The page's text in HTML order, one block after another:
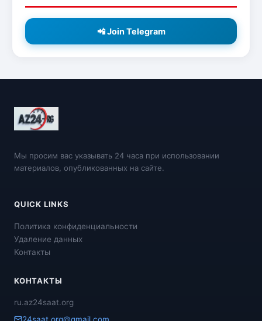
📲 Join Telegram
Мы просим вас указывать 24 часа при использовании
материалов, опубликованных на сайте.
QUICK LINKS
Политика конфиденциальности
Удаление данных
Контакты
КОНТАКТЫ
ru.az24saat.org